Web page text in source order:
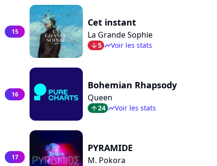
15
Cet instant
La Grande Sophie
arrow_bot5 timelineVoir les stats
16
Bohemian Rhapsody
Queen
arrow_top24 timelineVoir les stats
17
PYRAMIDE
M. Pokora